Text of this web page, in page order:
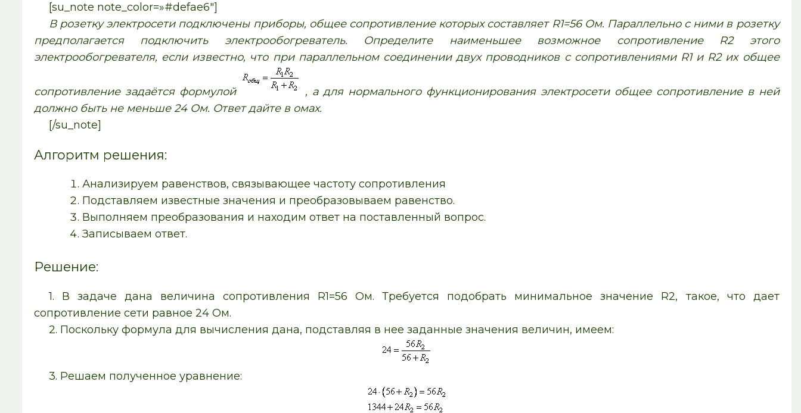
[su_note note_color=»#defae6″]
В розетку электросети подключены приборы, общее сопротивление которых составляет R1=56 Ом. Параллельно с ними в розетку
предполагается подключить электрообогреватель. Определите наименьшее возможное сопротивление R2 этого
электрообогревателя, если известно, что при параллельном соединении двух проводников с сопротивлениями R1 и R2 их общее
сопротивление задаётся формулой
, а для нормального функционирования электросети общее сопротивление в ней
должно быть не меньше 24 Ом. Ответ дайте в омах.
[/su_note]
Алгоритм решения:
Анализируем равенствов, связывающее частоту сопротивления
Подставляем известные значения и преобразовываем равенство.
Выполняем преобразования и находим ответ на поставленный вопрос.
Записываем ответ.
Решение:
1. В задаче дана величина сопротивления R1=56 Ом. Требуется подобрать минимальное значение R2, такое, что дает
сопротивление сети равное 24 Ом.
2. Поскольку формула для вычисления дана, подставляя в нее заданные значения величин, имеем:
3. Решаем полученное уравнение: